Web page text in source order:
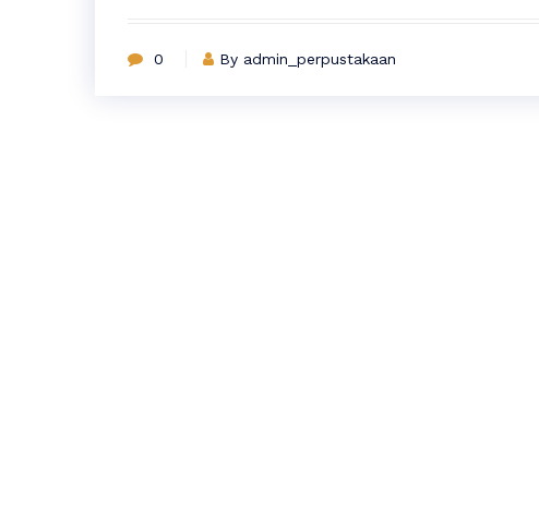
0 By admin_perpustakaan